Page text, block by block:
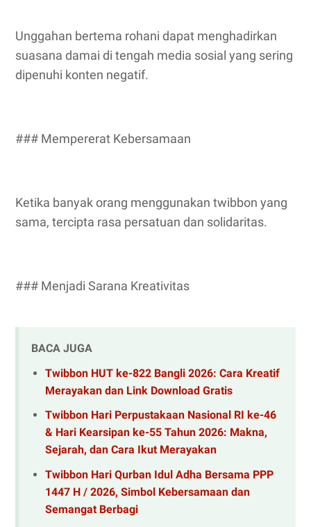
Unggahan bertema rohani dapat menghadirkan
suasana damai di tengah media sosial yang sering
dipenuhi konten negatif.
### Mempererat Kebersamaan
Ketika banyak orang menggunakan twibbon yang
sama, tercipta rasa persatuan dan solidaritas.
### Menjadi Sarana Kreativitas
BACA JUGA
Twibbon HUT ke-822 Bangli 2026: Cara Kreatif
Merayakan dan Link Download Gratis
Twibbon Hari Perpustakaan Nasional RI ke-46
& Hari Kearsipan ke-55 Tahun 2026: Makna,
Sejarah, dan Cara Ikut Merayakan
Twibbon Hari Qurban Idul Adha Bersama PPP
1447 H / 2026, Simbol Kebersamaan dan
Semangat Berbagi